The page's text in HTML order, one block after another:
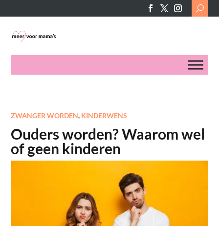
Search
for:
ZWANGER WORDEN, KINDERWENS
Ouders worden? Waarom wel
of geen kinderen